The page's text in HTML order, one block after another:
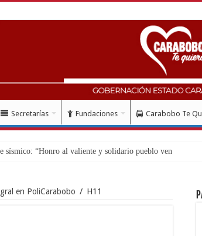
Secretarías Fundaciones Carabobo Te
en PoliCarabobo / H11